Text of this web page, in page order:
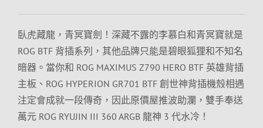
臥虎藏龍，青冥寶劍！深藏不露的李慕白和青冥寶就是
ROG BTF 背插系列，其他品牌只能是碧眼狐狸和不知名
暗器。當你和 ROG MAXIMUS Z790 HERO BTF 英雄背插
主板、ROG HYPERION GR701 BTF 創世神背插機殼相遇
注定會成就一段傳奇，因此原價屋推波助瀾，雙手奉送
萬元 ROG RYUJIN III 360 ARGB 龍神 3 代水冷！